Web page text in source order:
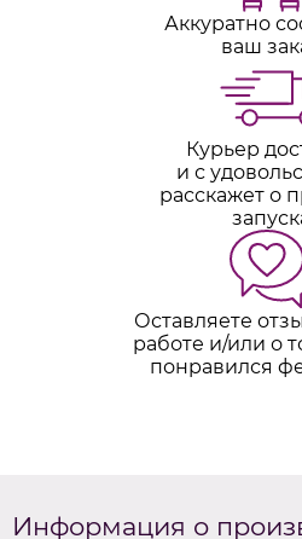
Аккуратно
ваш
Курьер
и с
расскажет о
Оставляете
работе и/или о
понравился
Информация о